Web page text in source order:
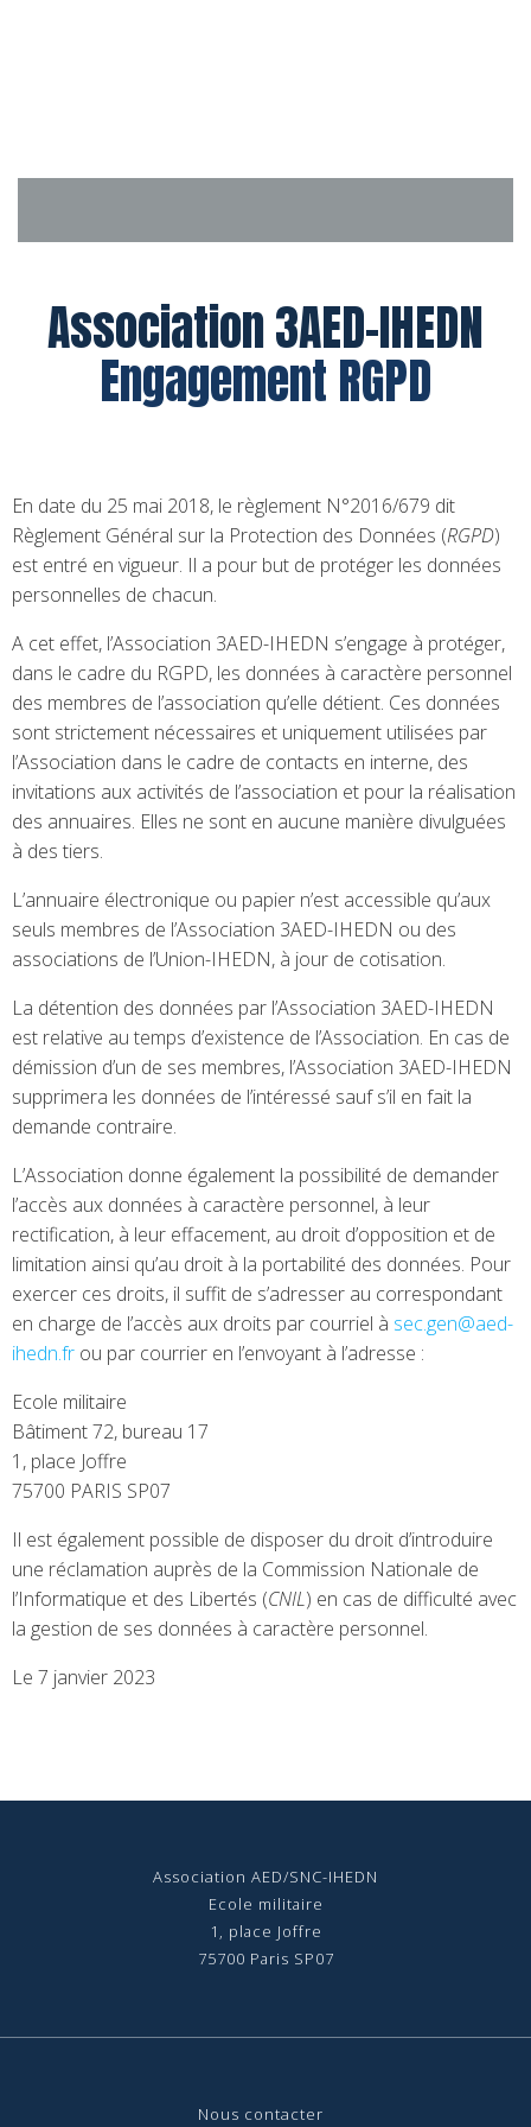
Association 3AED-IHEDN
Engagement RGPD
En date du 25 mai 2018, le règlement N°2016/679 dit
Règlement Général sur la Protection des Données (RGPD)
est entré en vigueur. Il a pour but de protéger les données
personnelles de chacun.
A cet effet, l’Association 3AED-IHEDN s’engage à protéger,
dans le cadre du RGPD, les données à caractère personnel
des membres de l’association qu’elle détient. Ces données
sont strictement nécessaires et uniquement utilisées par
l’Association dans le cadre de contacts en interne, des
invitations aux activités de l’association et pour la réalisation
des annuaires. Elles ne sont en aucune manière divulguées
à des tiers.
L’annuaire électronique ou papier n’est accessible qu’aux
seuls membres de l’Association 3AED-IHEDN ou des
associations de l’Union-IHEDN, à jour de cotisation.
La détention des données par l’Association 3AED-IHEDN
est relative au temps d’existence de l’Association. En cas de
démission d’un de ses membres, l’Association 3AED-IHEDN
supprimera les données de l’intéressé sauf s’il en fait la
demande contraire.
L’Association donne également la possibilité de demander
l’accès aux données à caractère personnel, à leur
rectification, à leur effacement, au droit d’opposition et de
limitation ainsi qu’au droit à la portabilité des données. Pour
exercer ces droits, il suffit de s’adresser au correspondant
en charge de l’accès aux droits par courriel à sec.gen@aed-
ihedn.fr ou par courrier en l’envoyant à l’adresse :
Ecole militaire
Bâtiment 72, bureau 17
1, place Joffre
75700 PARIS SP07
Il est également possible de disposer du droit d’introduire
une réclamation auprès de la Commission Nationale de
l’Informatique et des Libertés (CNIL) en cas de difficulté avec
la gestion de ses données à caractère personnel.
Le 7 janvier 2023
Association AED/SNC-IHEDN
Ecole militaire
1, place Joffre
75700 Paris SP07
Nous contacter